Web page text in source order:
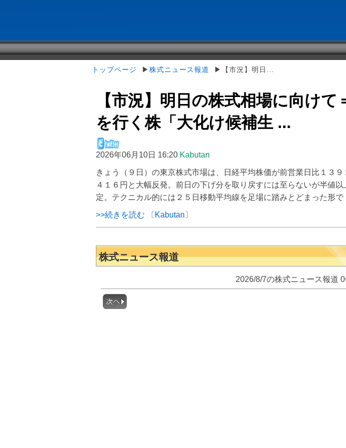
トップページ ▶ 株式ニュース報道 ▶【市況】明日...
【市況】明日の株式相場に向けて
を行く株「大化け候補生 ...
2026年06月10日 16:20 Kabutan
きょう（９日）の東京株式市場は、日経平均株価が前営業日比１３９
４１６円と大幅反発。前日の下げ分を取り戻すには至らないが半値以
定。テクニカル的には２５日移動平均線を足場に踏みとどまった形で
>>続きを読む 〔Kabutan〕
株式ニュース報道
2026/8/7の株式ニュース報道